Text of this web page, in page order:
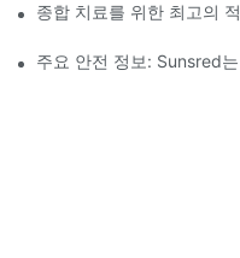
종합 치료를 위한 최고의
주요 안전 정보: Sunsred